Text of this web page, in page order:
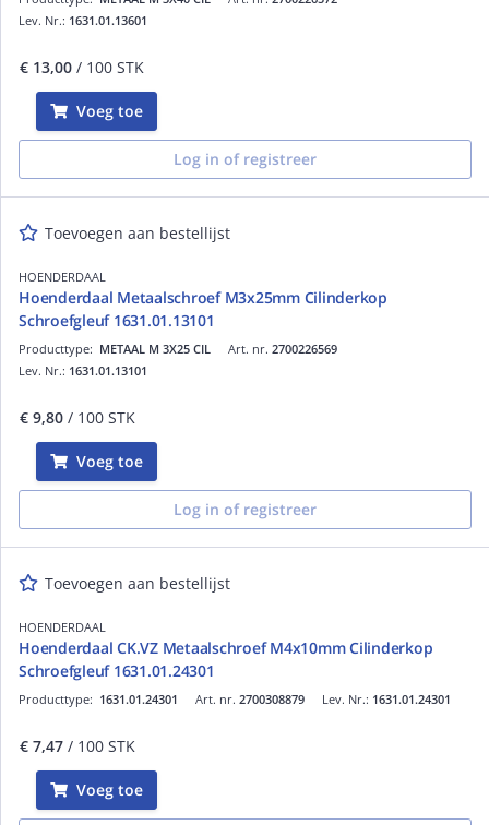
Lev. Nr.: 1631.01.13601
€ 13,00 / 100 STK
Voeg toe
Log in of registreer
Toevoegen aan bestellijst
HOENDERDAAL
Hoenderdaal Metaalschroef M3x25mm Cilinderkop
Schroefgleuf 1631.01.13101
Art. nr. 2700226569
Producttype: METAAL M 3X25 CIL
Lev. Nr.: 1631.01.13101
€ 9,80 / 100 STK
Voeg toe
Log in of registreer
Toevoegen aan bestellijst
HOENDERDAAL
Hoenderdaal CK.VZ Metaalschroef M4x10mm Cilinderkop
Schroefgleuf 1631.01.24301
Art. nr. 2700308879
Producttype: 1631.01.24301 Lev. Nr.: 1631.01.24301
€ 7,47 / 100 STK
Voeg toe